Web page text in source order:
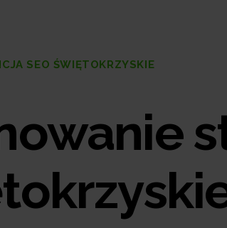
SEO ŚWIĘTOKRZYSKIE